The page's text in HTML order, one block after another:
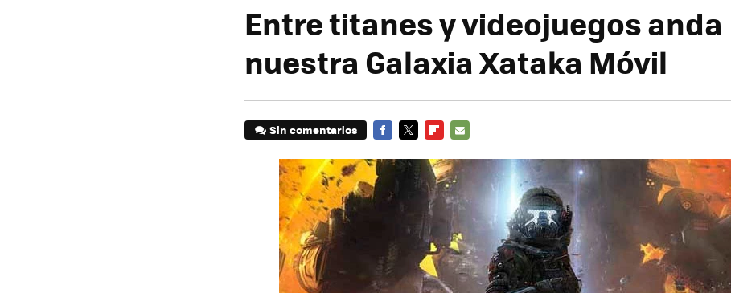
Entre titanes y videojuegos anda
nuestra Galaxia Xataka Móvil
Sin comentarios
MAIL